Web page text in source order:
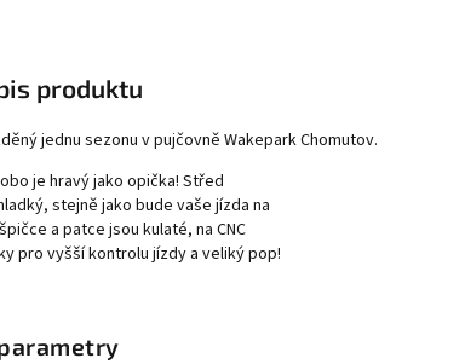
produktu
jednu sezonu v pujčovně Wakepark Chomutov.
je hravý jako opička!Střed
stejně jako bude vaše jízda na
a patce jsou kulaté, na CNC
pro vyšší kontrolu jízdy a veliký pop!